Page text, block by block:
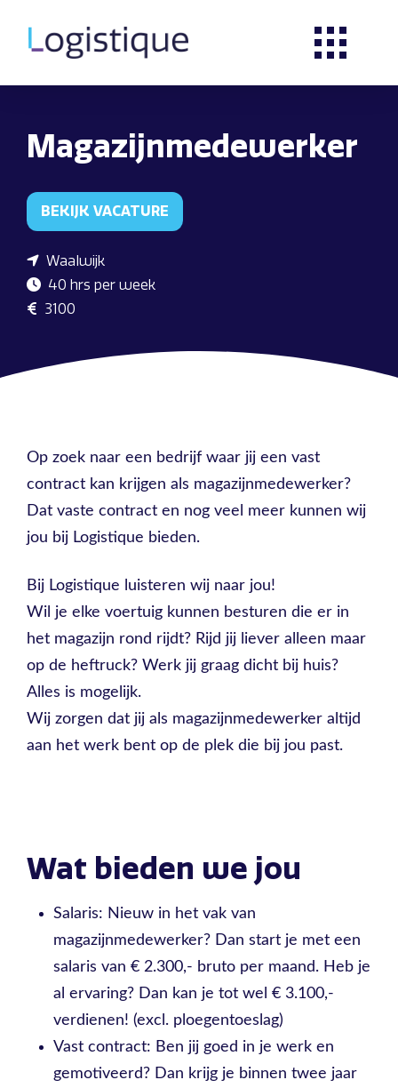
Magazijnmedewerker
BEKIJK VACATURE
Waalwijk
40 hrs per week
3100
Op zoek naar een bedrijf waar jij een vast
contract kan krijgen als magazijnmedewerker?
Dat vaste contract en nog veel meer kunnen wij
jou bij Logistique bieden.
Bij Logistique luisteren wij naar jou!
Wil je elke voertuig kunnen besturen die er in
het magazijn rond rijdt? Rijd jij liever alleen maar
op de heftruck? Werk jij graag dicht bij huis?
Alles is mogelijk.
Wij zorgen dat jij als magazijnmedewerker altijd
aan het werk bent op de plek die bij jou past.
Wat bieden we jou
Salaris: Nieuw in het vak van
magazijnmedewerker? Dan start je met een
salaris van € 2.300,- bruto per maand. Heb je
al ervaring? Dan kan je tot wel € 3.100,-
verdienen! (excl. ploegentoeslag)
Vast contract: Ben jij goed in je werk en
gemotiveerd? Dan krijg je binnen twee jaar